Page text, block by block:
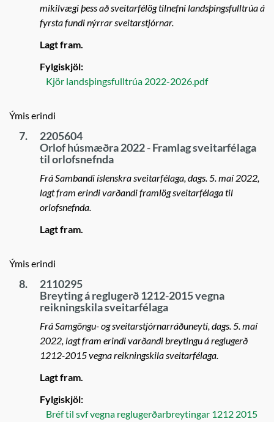
mikilvægi þess að sveitarfélög tilnefni landsþingsfulltrúa á
fyrsta fundi nýrrar sveitarstjórnar.
Lagt fram.
Fylgiskjöl:
Kjör landsþingsfulltrúa 2022-2026.pdf
Ýmis erindi
7.
2205604
Orlof húsmæðra 2022 - Framlag sveitarfélaga
til orlofsnefnda
Frá Sambandi íslenskra sveitarfélaga, dags. 5. maí 2022,
lagt fram erindi varðandi framlög sveitarfélaga til
orlofsnefnda.
Lagt fram.
Ýmis erindi
8.
2110295
Breyting á reglugerð 1212-2015 vegna
reikningskila sveitarfélaga
Frá Samgöngu- og sveitarstjórnarráðuneyti, dags. 5. maí
2022, lagt fram erindi varðandi breytingu á reglugerð
1212-2015 vegna reikningskila sveitarfélaga.
Lagt fram.
Fylgiskjöl:
Bréf til svf vegna reglugerðarbreytingar 1212 2015